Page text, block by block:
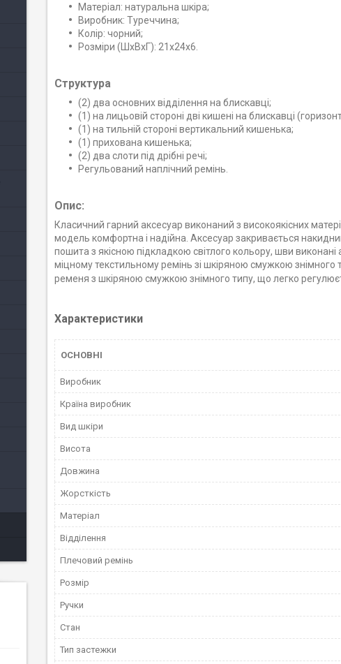
Матеріал: натуральна шкіра;
Виробник: Туреччина;
Колір: чорний;
Розміри (ШхВхГ): 21х24х6.
Структура
(2) два основних відділення на блискавці;
(1) на лицьовій стороні дві кишені на блискавці
(1) на тильній стороні вертикальний кишенька;
(1) прихована кишенька;
(2) два слоти під дрібні речі;
Регульований наплічний ремінь.
Опис:
Класичний гарний аксесуар виконаний з високоякісних
модель комфортна і надійна. Аксесуар закривається
пошита з якісною підкладкою світлого кольору, шви
міцному текстильному ремінь зі шкіряною смужкою
ременя з шкіряною смужкою знімного типу, що легко
Характеристики
ОСНОВНІ
Виробник
Країна виробник
Вид шкіри
Висота
Довжина
Жорсткість
Матеріал
Відділення
Плечовий ремінь
Розмір
Ручки
Стан
Тип застежки